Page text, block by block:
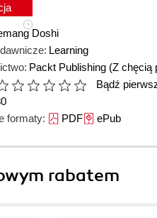
Doshi
Learning
Packt Publishing (Z chęcią
Bądź
formaty: PDFePub
rabatem